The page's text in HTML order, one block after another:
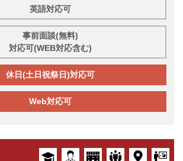
英語対応可
事前面談(無料)
対応可(WEB対応含む)
休日(土日祝祭日)対応可
Web対応可